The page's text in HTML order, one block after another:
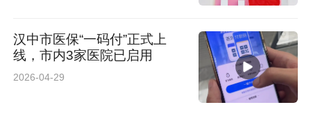
汉中市医保“一码付”正式上
线，市内3家医院已启用
2026-04-29